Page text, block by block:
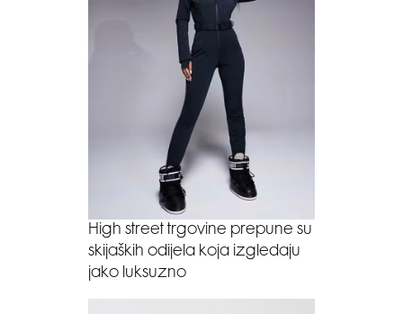
High street trgovine prepune su
skijaških odijela koja izgledaju
jako luksuzno